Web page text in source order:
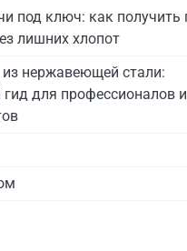
под ключ: как получить
лишних хлопот
нержавеющей стали:
гид для профессионалов и